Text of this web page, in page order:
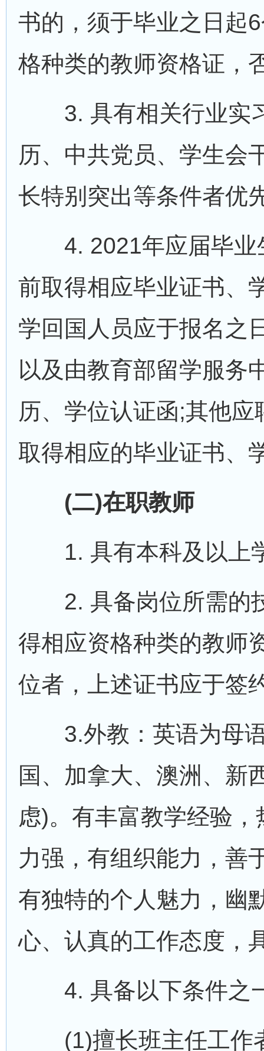
书的，须于毕业之日起
格种类的教师资格证，
3. 具有相关行业实
历、中共党员、学生会
长特别突出等条件者优
4. 2021年应届毕业
前取得相应毕业证书、
学回国人员应于报名之
以及由教育部留学服务
历、学位认证函;其他
取得相应的毕业证书、
(二)在职教师
1. 具有本科及以上
2. 具备岗位所需的
得相应资格种类的教师
位者，上述证书应于签
3.外教：英语为母语
国、加拿大、澳洲、新
虑)。有丰富教学经验
力强，有组织能力，善
有独特的个人魅力，幽
心、认真的工作态度，
4. 具备以下条件之
(1)擅长班主任工作